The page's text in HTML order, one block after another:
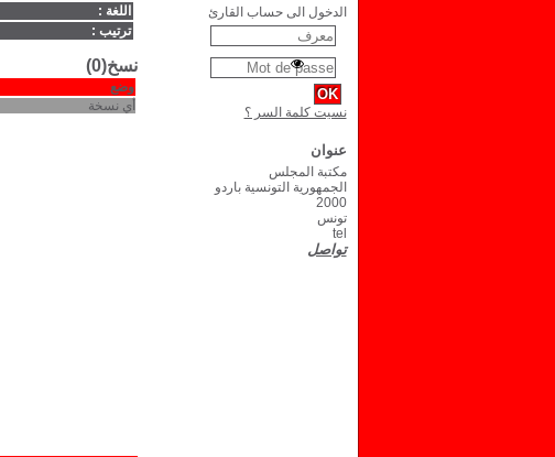
اللغة :
ترتيب :
نسخ(0)
وضع
أي نسخة
الدخول الى حساب القارئ
نسيت كلمة السر ؟
عنوان
مكتبة المجلس
الجمهورية التونسية باردو
2000
تونس
tel
تواصل